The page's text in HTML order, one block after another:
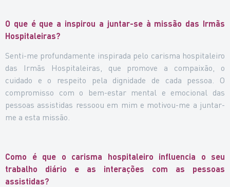
O que é que a inspirou a juntar-se à missão das Irmãs
Hospitaleiras?
Senti-me profundamente inspirada pelo carisma hospitaleiro
das Irmãs Hospitaleiras, que promove a compaixão, o
cuidado e o respeito pela dignidade de cada pessoa. O
compromisso com o bem-estar mental e emocional das
pessoas assistidas ressoou em mim e motivou-me a juntar-
me a esta missão.
Como é que o carisma hospitaleiro influencia o seu
trabalho diário e as interações com as pessoas
assistidas?